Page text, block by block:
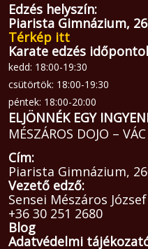
Edzés helyszín:
Piarista Gimnázium,
Térkép itt
Karate edzés
kedd: 18:00-19:30
csütörtök: 18:00-19:30
péntek: 18:00-20:00
ELJÖNNÉK EGY
MÉSZÁROS DOJO – VÁC
Cím:
Piarista Gimnázium,
Vezető edző:
Sensei Mészáros József
+36 30 251 2680
Blog
Adatvédelmi